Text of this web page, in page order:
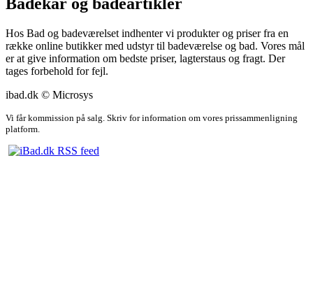
Badekar og badeartikler
Hos Bad og badeværelset indhenter vi produkter og priser fra en
række online butikker med udstyr til badeværelse og bad. Vores mål
er at give information om bedste priser, lagterstaus og fragt. Der
tages forbehold for fejl.
ibad.dk © Microsys
Vi får kommission på salg. Skriv for information om vores prissammenligning
platform.